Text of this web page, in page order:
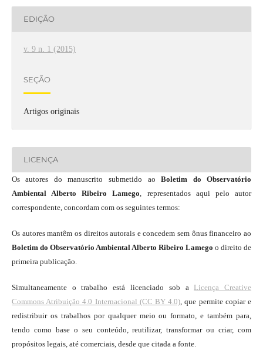
EDIÇÃO
v. 9 n. 1 (2015)
SEÇÃO
Artigos originais
LICENÇA
Os autores do manuscrito submetido aoBoletim do Observatório
Ambiental Alberto Ribeiro Lamego , representados aqui pelo autor
correspondente, concordam com os seguintes termos:
Os autores mantêm os direitos autorais e concedem sem ônus financeiro ao
Boletim do Observatório Ambiental Alberto Ribeiro Lamegoo direito de
primeira publicação.
Simultaneamente o trabalho está licenciado sob a Licença Creative
Commons Atribuição 4.0 Internacional (CC BY 4.0) , que permite copiar e
redistribuir os trabalhos por qualquer meio ou formato, e também para,
tendo como base o seu conteúdo, reutilizar, transformar ou criar, com
propósitos legais, até comerciais, desde que citada a fonte.